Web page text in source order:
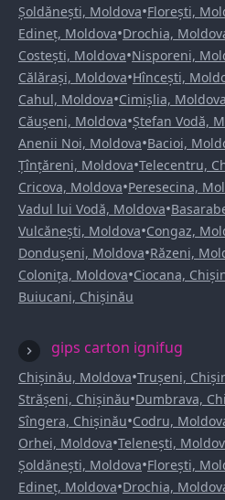
Șoldănești, Moldova•Florești,
Edineț, Moldova•Drochia,
Costești, Moldova•Nisporeni,
Călărași, Moldova•Hîncești,
Cahul, Moldova•Cimișlia, Moldova
Căușeni, Moldova•Ștefan Vodă,
Anenii Noi, Moldova•Bacioi,
Țînțăreni, Moldova•Telecentru,
Cricova, Moldova•Peresecina,
Vadul lui Vodă, Moldova•
Vulcănești, Moldova•Congaz,
Dondușeni, Moldova•Răzeni,
Colonița, Moldova•Ciocana,
Buiucani, Chișinău
gips carton ignifug
Chișinău, Moldova•Trușeni,
Strășeni, Chișinău•Dumbrava,
Sîngera, Chișinău•Codru,
Orhei, Moldova•Telenești,
Șoldănești, Moldova•Florești,
Edineț, Moldova•Drochia,